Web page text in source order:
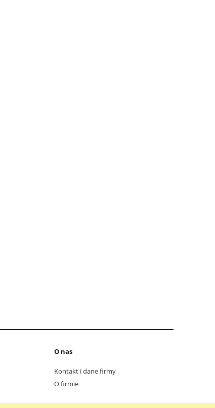
O nas
Kontakt i dane firmy
O firmie